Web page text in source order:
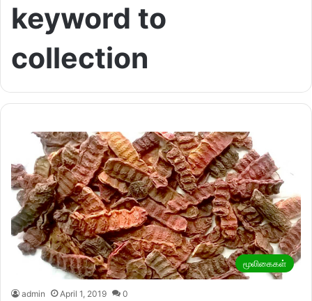
keyword to
collection
மூலிகைகள்
admin April 1, 2019 0